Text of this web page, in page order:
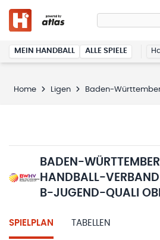
MEIN HANDBALL ALLE SPIELE
Home Ligen Baden-Württembergischer Handball-
BADEN-
HANDBALL-
B-JUGEND-QUALI
SPIELPLAN TABELLEN